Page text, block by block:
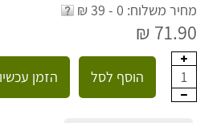
מחיר משלוח: 0 - 39 ₪
71.90 ₪
1 הוסף לסל הזמן עכשיו